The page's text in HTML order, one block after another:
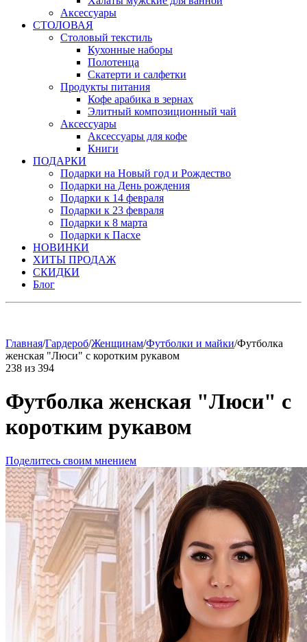
Аксессуары
СТОЛОВАЯ
Столовый текстиль
Кухонные наборы
Полотенца
Скатерти и салфетки
Продукты питания
Кофе арабика в зернах
Элитный композиционный чай
Аксессуары
Аксессуары для кофе
Книги
ПОДАРКИ
Подарки на Новый год и Рождество
Подарки на День рождения
Подарки к 14 февраля
Подарки к 23 февраля
Подарки к 8 марта
Подарки к Пасхе
НОВИНКИ
ХИТЫ ПРОДАЖ
СКИДКИ
Блог
Главная/Гардероб/Женщинам/Футболки и майки/Футболка
женская "Люси" с коротким рукавом
238 из 394
Футболка женская "Люси" с
коротким рукавом
Поделитесь своим мнением